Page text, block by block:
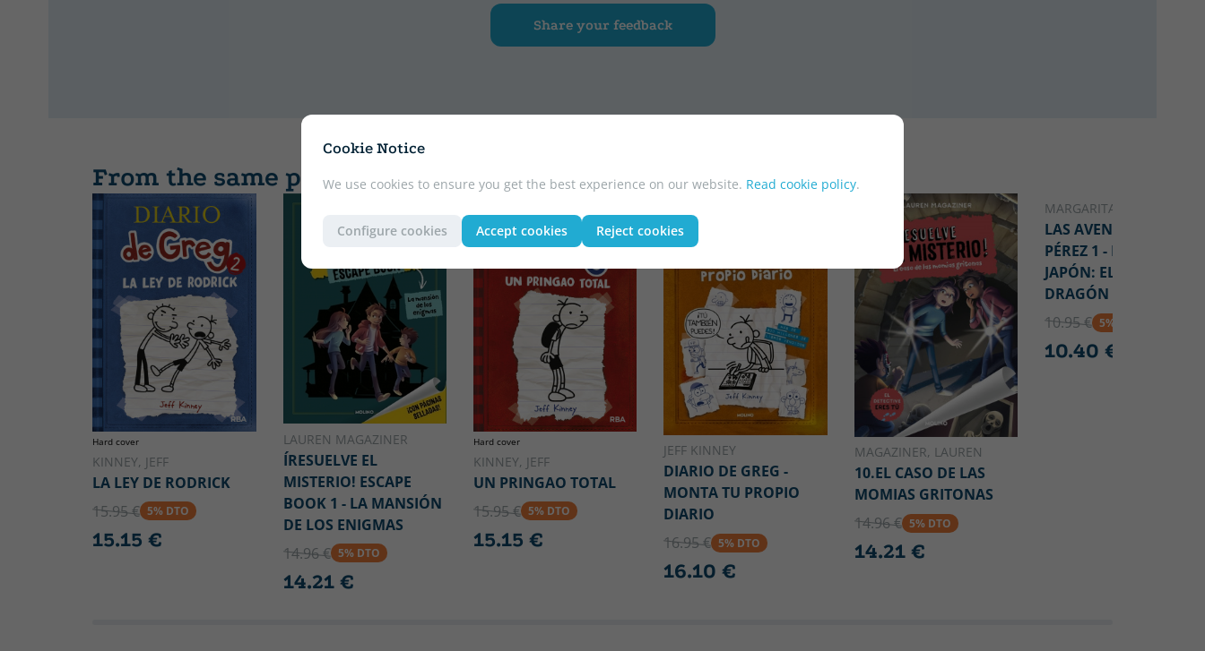
Cookie Notice
We use cookies to ensure you get the best experience on our website. Read cookie policy.
Configure cookies Accept cookies Reject cookies
Share your feedback
From the same publisher
Hard cover
KINNEY, JEFF
LA LEY DE RODRICK
15.95 € 5% DTO
15.15 €
LAUREN MAGAZINER
ÍRESUELVE EL
MISTERIO! ESCAPE
BOOK 1 - LA MANSIÓN
DE LOS ENIGMAS
14.96 € 5% DTO
14.21 €
Hard cover
KINNEY, JEFF
UN PRINGAO TOTAL
15.95 € 5% DTO
15.15 €
JEFF KINNEY
DIARIO DE GREG -
MONTA TU PROPIO
DIARIO
16.95 € 5% DTO
16.10 €
MAGAZINER, LAUREN
10.EL CASO DE LAS
MOMIAS GRITONAS
14.96 € 5% DTO
14.21 €
MARGARITA DEL MAZO
LAS AVENTURAS DE
PÉREZ 1 - MISIÓN
JAPÓN: EL RETO DEL
DRAGÓN
10.95 € 5% DTO
10.40 €